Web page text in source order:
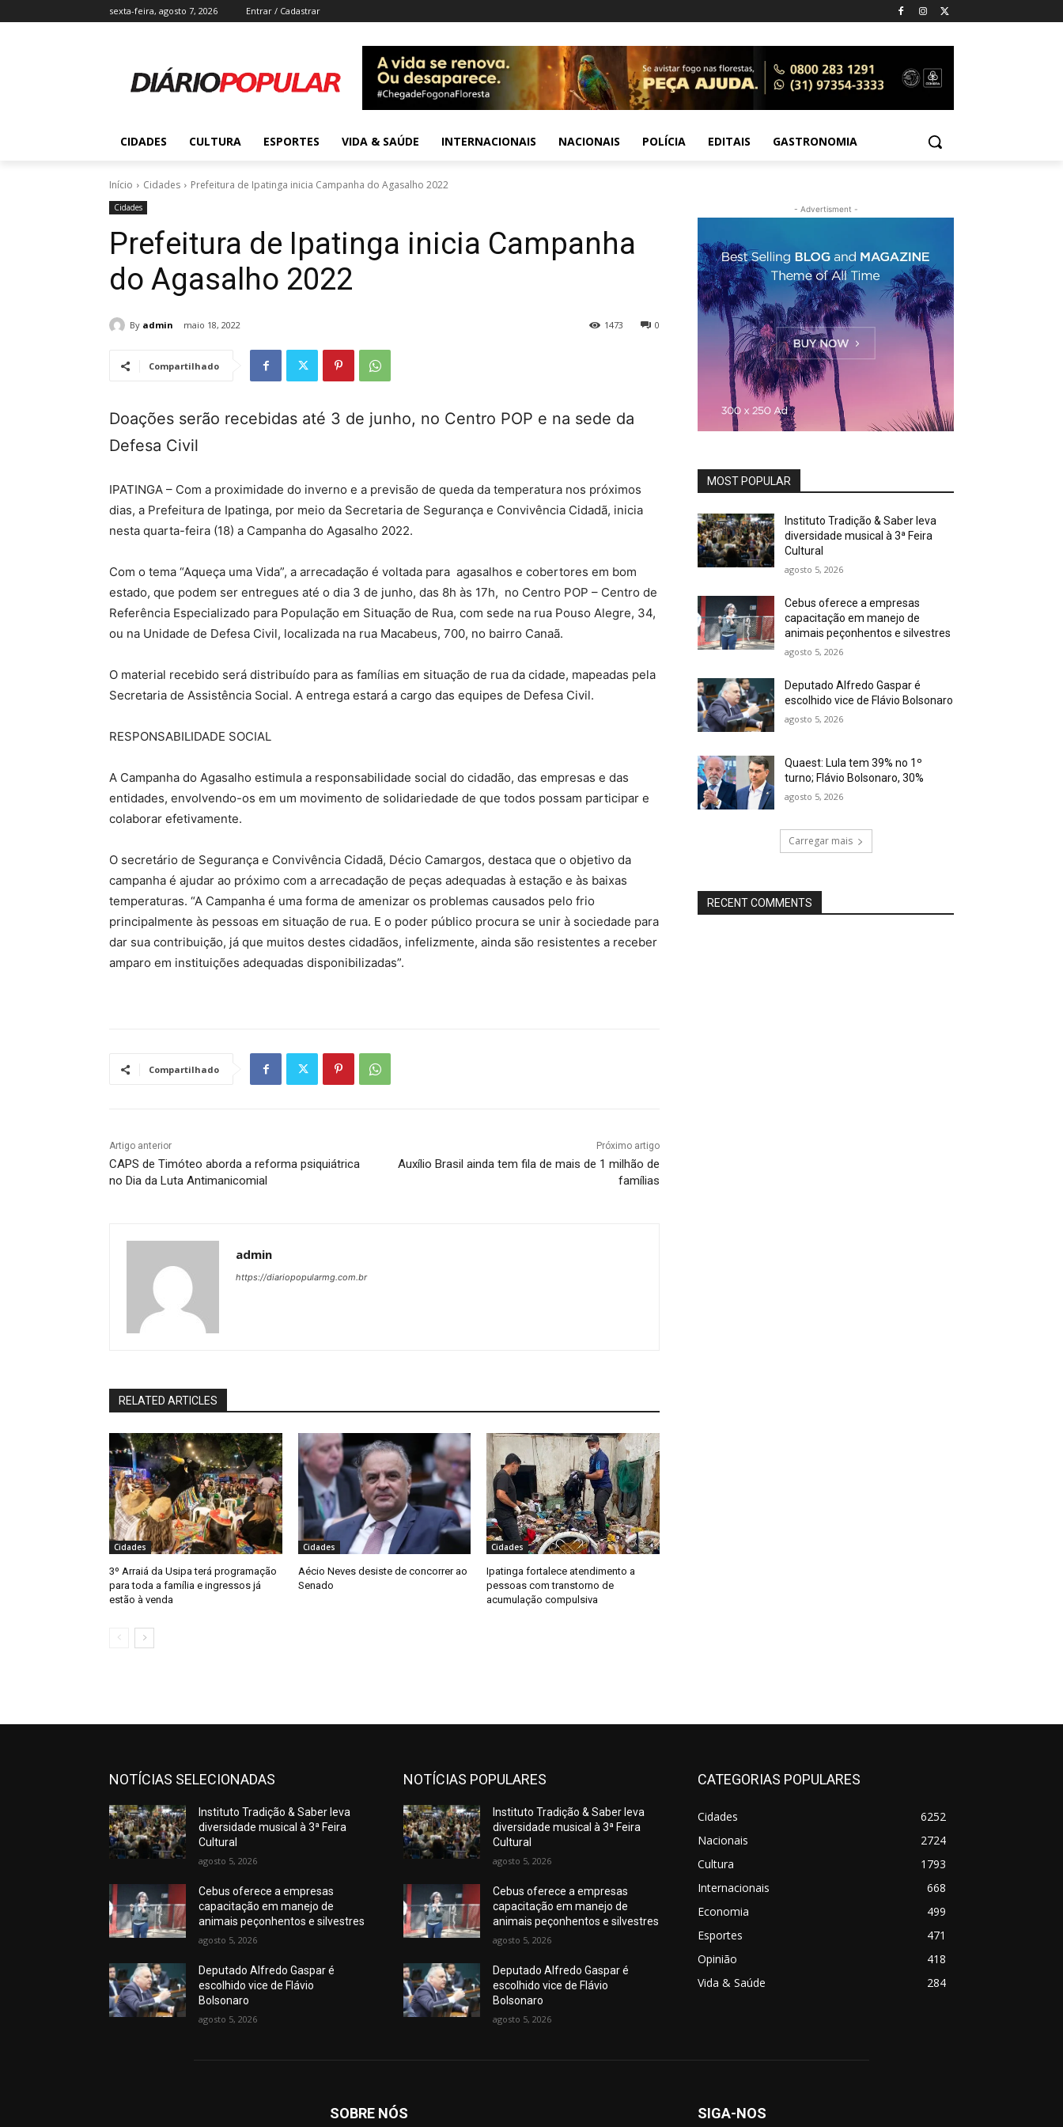
sexta-feira, agosto 7, 2026 Entrar / Cadastrar
CIDADES CULTURA ESPORTES VIDA & SAÚDE INTERNACIONAIS NACIONAIS POLÍCIA EDITAIS GASTRONOMIA
Início Cidades Prefeitura de Ipatinga inicia Campanha do Agasalho 2022
Cidades
Prefeitura de Ipatinga inicia Campanha
do Agasalho 2022
By admin maio 18, 2022 0
1473
Compartilhado
Doações serão recebidas até 3 de junho, no Centro POP e na sede da
Defesa Civil
IPATINGA – Com a proximidade do inverno e a previsão de queda da temperatura nos próximos
dias, a Prefeitura de Ipatinga, por meio da Secretaria de Segurança e Convivência Cidadã, inicia
nesta quarta-feira (18) a Campanha do Agasalho 2022.
Com o tema “Aqueça uma Vida”, a arrecadação é voltada para agasalhos e cobertores em bom
estado, que podem ser entregues até o dia 3 de junho, das 8h às 17h, no Centro POP – Centro de
Referência Especializado para População em Situação de Rua, com sede na rua Pouso Alegre, 34,
ou na Unidade de Defesa Civil, localizada na rua Macabeus, 700, no bairro Canaã.
O material recebido será distribuído para as famílias em situação de rua da cidade, mapeadas pela
Secretaria de Assistência Social. A entrega estará a cargo das equipes de Defesa Civil.
RESPONSABILIDADE SOCIAL
A Campanha do Agasalho estimula a responsabilidade social do cidadão, das empresas e das
entidades, envolvendo-os em um movimento de solidariedade de que todos possam participar e
colaborar efetivamente.
O secretário de Segurança e Convivência Cidadã, Décio Camargos, destaca que o objetivo da
campanha é ajudar ao próximo com a arrecadação de peças adequadas à estação e às baixas
temperaturas. “A Campanha é uma forma de amenizar os problemas causados pelo frio
principalmente às pessoas em situação de rua. E o poder público procura se unir à sociedade para
dar sua contribuição, já que muitos destes cidadãos, infelizmente, ainda são resistentes a receber
amparo em instituições adequadas disponibilizadas”.
Compartilhado
Artigo anterior
CAPS de Timóteo aborda a reforma psiquiátrica
no Dia da Luta Antimanicomial
Próximo artigo
Auxílio Brasil ainda tem fila de mais de 1 milhão de
famílias
admin
https://diariopopularmg.com.br
RELATED ARTICLES
Cidades
3º Arraiá da Usipa terá programação
para toda a família e ingressos já
estão à venda
Cidades
Aécio Neves desiste de concorrer ao
Senado
Cidades
Ipatinga fortalece atendimento a
pessoas com transtorno de
acumulação compulsiva
- Advertisment -
MOST POPULAR
Instituto Tradição & Saber leva
diversidade musical à 3ª Feira
Cultural
agosto 5, 2026
Cebus oferece a empresas
capacitação em manejo de
animais peçonhentos e silvestres
agosto 5, 2026
Deputado Alfredo Gaspar é
escolhido vice de Flávio Bolsonaro
agosto 5, 2026
Quaest: Lula tem 39% no 1º
turno; Flávio Bolsonaro, 30%
agosto 5, 2026
Carregar mais
RECENT COMMENTS
NOTÍCIAS SELECIONADAS
Instituto Tradição & Saber leva
diversidade musical à 3ª Feira
Cultural
agosto 5, 2026
Cebus oferece a empresas
capacitação em manejo de
animais peçonhentos e silvestres
agosto 5, 2026
Deputado Alfredo Gaspar é
escolhido vice de Flávio
Bolsonaro
agosto 5, 2026
NOTÍCIAS POPULARES
Instituto Tradição & Saber leva
diversidade musical à 3ª Feira
Cultural
agosto 5, 2026
Cebus oferece a empresas
capacitação em manejo de
animais peçonhentos e silvestres
agosto 5, 2026
Deputado Alfredo Gaspar é
escolhido vice de Flávio
Bolsonaro
agosto 5, 2026
CATEGORIAS POPULARES
Cidades
6252
Nacionais
2724
Cultura
1793
Internacionais
668
Economia
499
Esportes
471
Opinião
418
Vida & Saúde
284
SOBRE NÓS SIGA-NOS